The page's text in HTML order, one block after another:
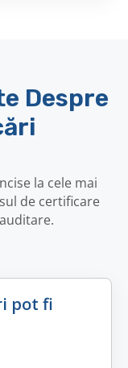
Despre
la cele mai
de certificare
pot fi